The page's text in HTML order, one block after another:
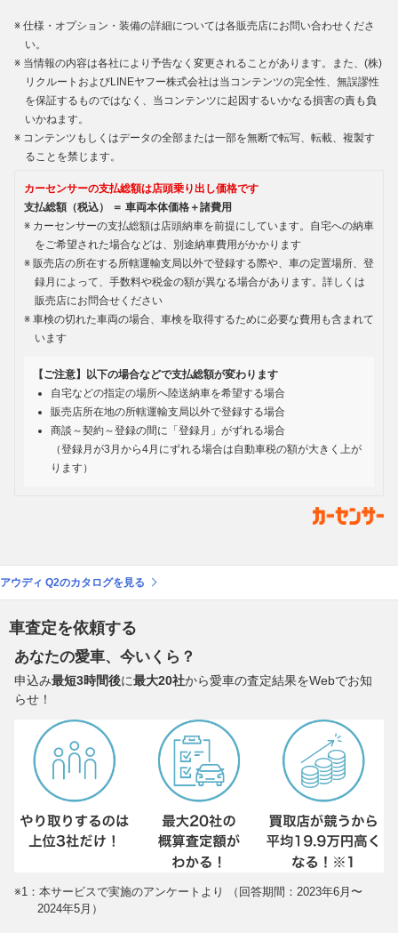
仕様・オプション・装備の詳細については各販売店にお問い合わせくださ
い。
当情報の内容は各社により予告なく変更されることがあります。また、(株)
リクルートおよびLINEヤフー株式会社は当コンテンツの完全性、無誤謬性
を保証するものではなく、当コンテンツに起因するいかなる損害の責も負
いかねます。
コンテンツもしくはデータの全部または一部を無断で転写、転載、複製す
ることを禁じます。
カーセンサーの支払総額は店頭乗り出し価格です
支払総額（税込） ＝ 車両本体価格＋諸費用
カーセンサーの支払総額は店頭納車を前提にしています。自宅への納車
をご希望された場合などは、別途納車費用がかかります
販売店の所在する所轄運輸支局以外で登録する際や、車の定置場所、登
録月によって、手数料や税金の額が異なる場合があります。詳しくは
販売店にお問合せください
車検の切れた車両の場合、車検を取得するために必要な費用も含まれて
います
【ご注意】以下の場合などで支払総額が変わります
自宅などの指定の場所へ陸送納車を希望する場合
販売店所在地の所轄運輸支局以外で登録する場合
商談～契約～登録の間に「登録月」がずれる場合
（登録月が3月から4月にずれる場合は自動車税の額が大きく上が
ります）
アウディ Q2のカタログを見る
車査定を依頼する
あなたの愛車、今いくら？
申込み最短3時間後に最大20社から愛車の査定結果をWebでお知
らせ！
※1：本サービスで実施のアンケートより （回答期間：2023年6月〜
2024年5月）